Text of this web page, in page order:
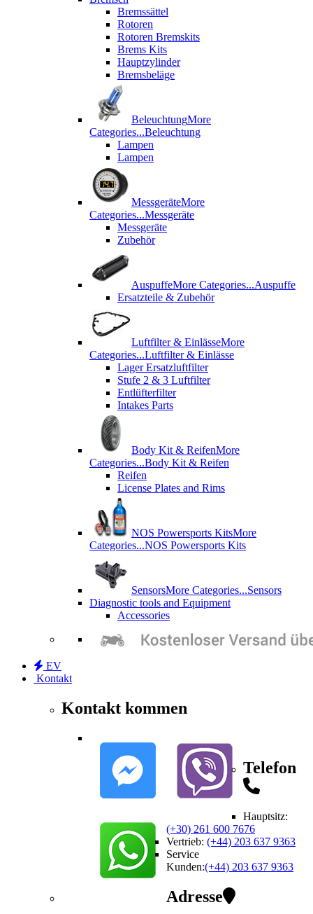
Bremssättel
Rotoren
Rotoren Bremskits
Brems Kits
Hauptzylinder
Bremsbeläge
BeleuchtungMore
Categories...Beleuchtung
Lampen
Lampen
MessgeräteMore
Categories...Messgeräte
Messgeräte
Zubehör
AuspuffeMore Categories...Auspuffe
Ersatzteile & Zubehör
Luftfilter & EinlässeMore
Categories...Luftfilter & Einlässe
Lager Ersatzluftfilter
Stufe 2 & 3 Luftfilter
Entlüfterfilter
Intakes Parts
Body Kit & ReifenMore
Categories...Body Kit & Reifen
Reifen
License Plates and Rims
NOS Powersports KitsMore
Categories...NOS Powersports Kits
SensorsMore Categories...Sensors
Diagnostic tools and Equipment
Accessories
EV
Kontakt
Kontakt kommen
Telefon
Hauptsitz:
(+30) 261 600 7676
Vertrieb: (+44) 203 637 9363
Service
Kunden:(+44) 203 637 9363
Adresse